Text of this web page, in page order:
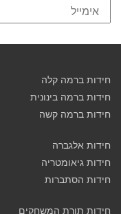
חידות ברמה קלה
חידות ברמה בינונית
חידות ברמה קשה
חידות אלגברה
חידות גיאומטריה
חידות הסתברות
חידות תורת המשחקים